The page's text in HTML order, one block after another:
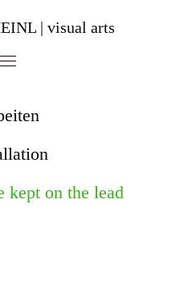
| visual arts
kept on the lead